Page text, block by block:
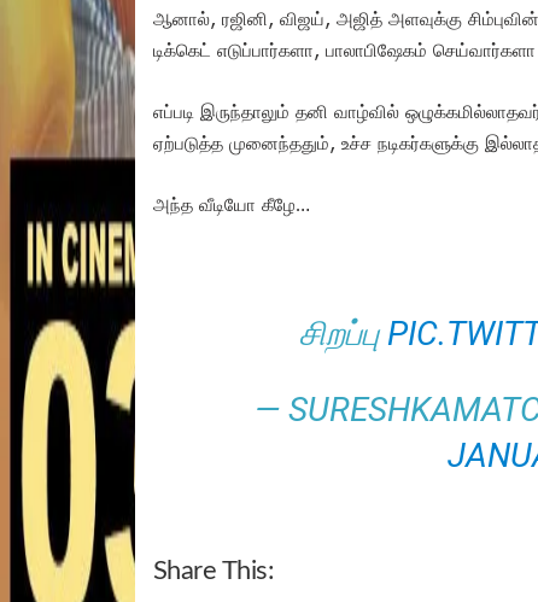
ஆனால், ரஜினி, விஜய், அஜித் அளவுக்கு
டிக்கெட் எடுப்பார்களா, பாலாபிஷேகம்
எப்படி இருந்தாலும் தனி வாழ்வில்
ஏற்படுத்த முனைந்ததும், உச்ச நடிகர்களுக்கு
அந்த வீடியோ கீழே…
சிறப்பு
—
Share This: